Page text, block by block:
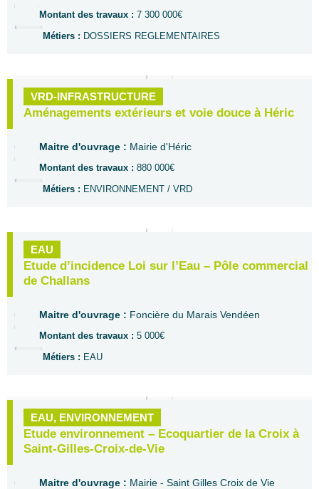
Montant des travaux : 7 300 000€
Métiers : DOSSIERS REGLEMENTAIRES
VRD-INFRASTRUCTURE
Aménagements extérieurs et voie douce à Héric
Maitre d'ouvrage : Mairie d'Héric
Montant des travaux : 880 000€
Métiers : ENVIRONNEMENT / VRD
EAU
Etude d’incidence Loi sur l’Eau – Pôle commercial
de Challans
Maitre d'ouvrage : Foncière du Marais Vendéen
Montant des travaux : 5 000€
Métiers : EAU
EAU, ENVIRONNEMENT
Etude environnement – Ecoquartier de la Croix à
Saint-Gilles-Croix-de-Vie
Maitre d'ouvrage : Mairie - Saint Gilles Croix de Vie